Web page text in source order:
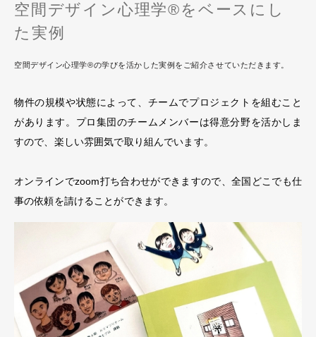
空間デザイン心理学®をベースにし
た実例
空間デザイン心理学®の学びを活かした実例をご紹介させていただきます。
物件の規模や状態によって、チームでプロジェクトを組むこと
があります。プロ集団のチームメンバーは得意分野を活かしま
すので、楽しい雰囲気で取り組んでいます。
オンラインでzoom打ち合わせができますので、全国どこでも仕
事の依頼を請けることができます。